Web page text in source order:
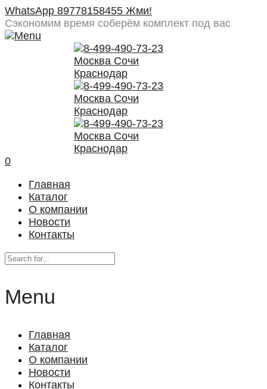
WhatsApp 89778158455 Жми!
Сэкономим время соберём комплект под вас
0
Главная
Каталог
О компании
Новости
Контакты
Menu
Главная
Каталог
О компании
Новости
Контакты